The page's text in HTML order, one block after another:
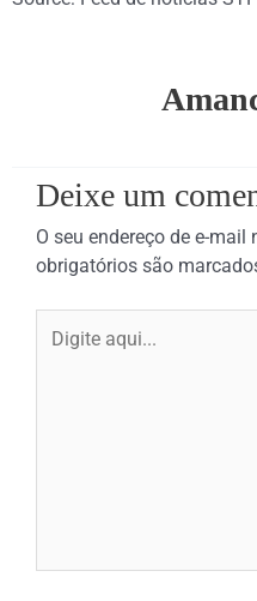
Deixe um
O seu endereço de e-
obrigatórios são
aqui...